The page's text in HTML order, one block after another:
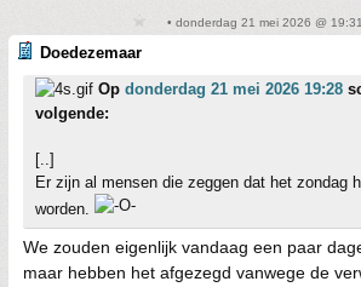
• donderdag 21 mei 2026 @
Doedezemaar
Op donderdag 21 mei 2026 19:28
volgende:
[..]
Er zijn al mensen die zeggen dat het zondag
worden.
We zouden eigenlijk vandaag een paar
maar hebben het afgezegd vanwege de